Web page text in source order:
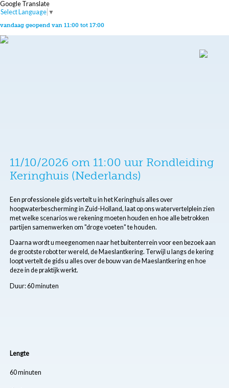
Google Translate
Select Language ▼
vandaag geopend van 11:00 tot 17:00
11/10/2026 om 11:00 uur Rondleiding
Keringhuis (Nederlands)
Een professionele gids vertelt u in het Keringhuis alles over
hoogwaterbescherming in Zuid-Holland, laat op ons watervertelplein zien
met welke scenarios we rekening moeten houden en hoe alle betrokken
partijen samenwerken om "droge voeten" te houden.
Daarna wordt u meegenomen naar het buitenterrein voor een bezoek aan
de grootste robot ter wereld, de Maeslantkering. Terwijl u langs de kering
loopt vertelt de gids u alles over de bouw van de Maeslantkering en hoe
deze in de praktijk werkt.
Duur: 60 minuten
Lengte
60 minuten